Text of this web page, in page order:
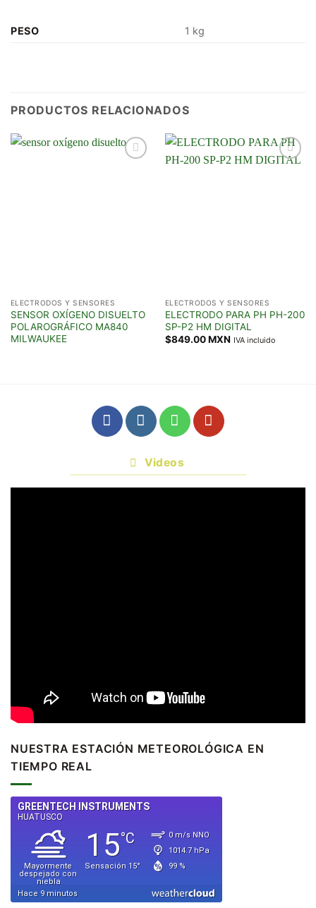
PESO 1 kg
PRODUCTOS RELACIONADOS
ELECTRODOS Y SENSORES
SENSOR OXÍGENO DISUELTO
POLAROGRÁFICO MA840
MILWAUKEE
ELECTRODOS Y SENSORES
ELECTRODO PARA PH PH-200
SP-P2 HM DIGITAL
$849.00 MXN IVA incluido
Videos
NUESTRA ESTACIÓN METEOROLÓGICA EN
TIEMPO REAL